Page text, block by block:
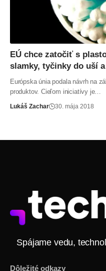
EÚ chce zatočiť s
slamky, tyčinky do uší
Európska únia podala návrh na
produktov. Cieľom iniciatívy je…
Lukáš Zachar 30. mája 2018
Spájame vedu,
Dôležité odkazy